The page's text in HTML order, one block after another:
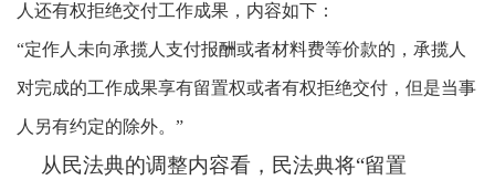
人还有权拒绝交付工作成果，内容如下：
“定作人未向承揽人支付报酬或者材料费等价款的，承揽人
对完成的工作成果享有留置权或者有权拒绝交付，但是当事
人另有约定的除外。”
从民法典的调整内容看，民法典将“留置